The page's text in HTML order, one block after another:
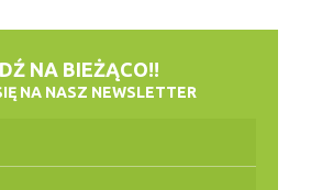
NA BIEŻĄCO!!
NA NASZ NEWSLETTER